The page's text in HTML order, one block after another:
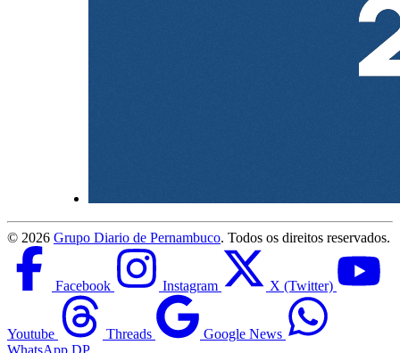
© 2026 Grupo Diario de Pernambuco. Todos os direitos reservados.
Facebook Instagram X (Twitter)
Youtube Threads
Google News
WhatsApp DP